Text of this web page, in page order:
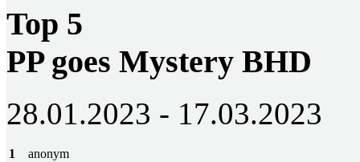
Top 5
PP goes Mystery BHD
28.01.2023 - 17.03.2023
1
anonym